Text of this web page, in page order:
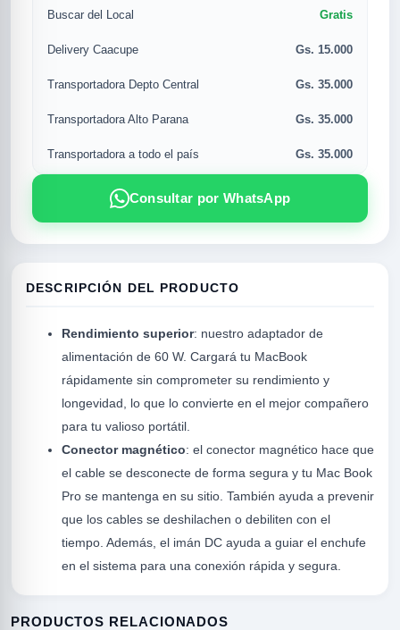
Buscar del Local Gratis
Delivery Caacupe Gs. 15.000
Transportadora Depto Central Gs. 35.000
Transportadora Alto Parana Gs. 35.000
Transportadora a todo el país Gs. 35.000
Consultar por WhatsApp
DESCRIPCIÓN DEL PRODUCTO
Rendimiento superior: nuestro adaptador de
alimentación de 60 W. Cargará tu MacBook
rápidamente sin comprometer su rendimiento y
longevidad, lo que lo convierte en el mejor compañero
para tu valioso portátil.
Conector magnético: el conector magnético hace que
el cable se desconecte de forma segura y tu Mac Book
Pro se mantenga en su sitio. También ayuda a prevenir
que los cables se deshilachen o debiliten con el
tiempo. Además, el imán DC ayuda a guiar el enchufe
en el sistema para una conexión rápida y segura.
PRODUCTOS RELACIONADOS